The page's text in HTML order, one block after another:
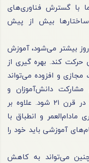
با گسترش فناوری‌های
ساختارها بیش از پیش
بیشتر می‌شود، آموزش
حرکت کند. بهره گیری از
و افزوده می‌تواند
مشارکت دانش‌آموزان و
پرورش مهارت‌های ضروری برای زیست در قرن ۲۱ شود. علاوه بر
مادام‌العمر و انطباق با
آموزشی باید خود را
می‌تواند به کاهش